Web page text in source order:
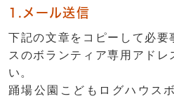
1.メール送信
下記の文章をコピーして必
スのボランティア専用アドレ
い。
踊場公園こどもログハウス